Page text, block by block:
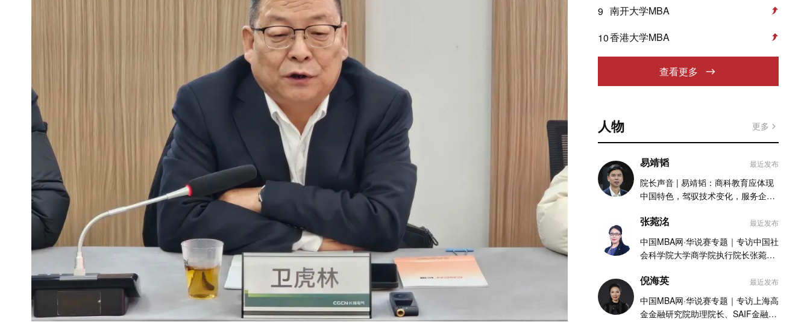
9 南开大学MBA
10香港大学MBA
查看更多
人物 更多
易靖韬 最近发布
院长声音 | 易靖韬：商科教育应体现
中国特色，驾驭技术变化，服务企业
张菀洺 最近发布
中国MBA网·华说赛专题｜专访中国社
会科学院大学商学院执行院长张菀洺
倪海英 最近发布
中国MBA网·华说赛专题｜专访上海高
金金融研究院助理院长、SAIF金融